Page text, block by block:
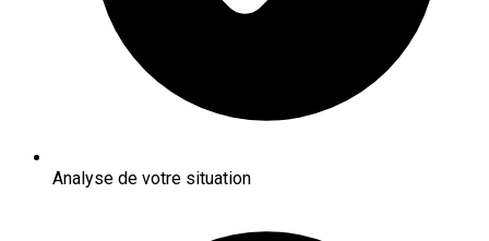
Analyse de votre situation